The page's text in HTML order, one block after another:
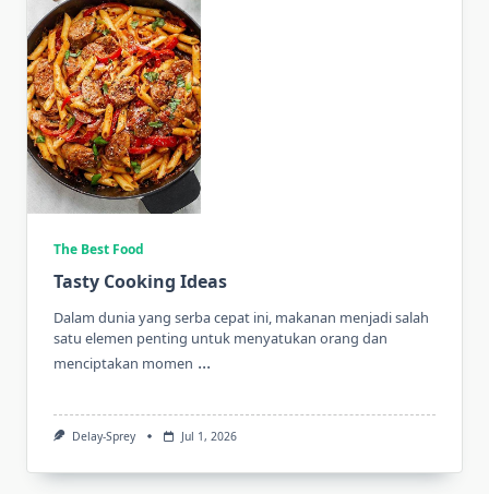
The Best Food
Tasty Cooking Ideas
Dalam dunia yang serba cepat ini, makanan menjadi salah
satu elemen penting untuk menyatukan orang dan
menciptakan momen ...
Delay-Sprey Jul 1, 2026